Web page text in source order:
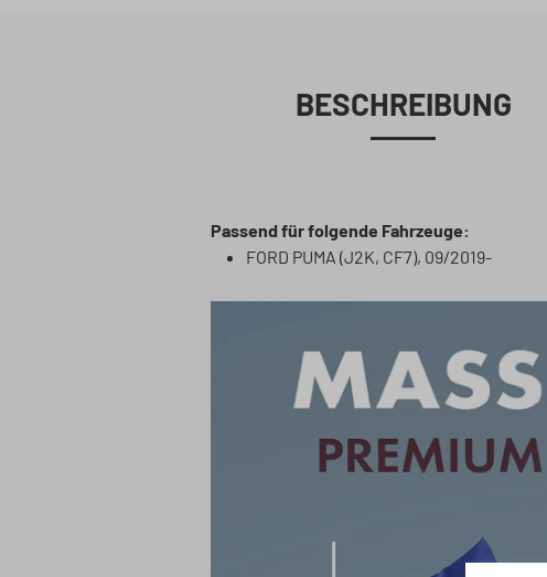
BESCHREIBUNG
Passend für folgende Fahrzeuge:
FORD PUMA (J2K, CF7), 09/2019-